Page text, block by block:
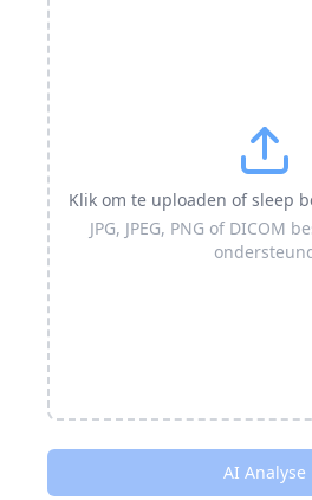
Klik om te uploaden of sleep
JPG, JPEG, PNG of DICOM
AI Analyse